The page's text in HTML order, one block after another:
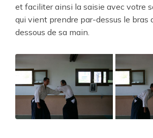
et faciliter ainsi la saisie avec votre
qui vient prendre par-dessus le bras
dessous de sa main.